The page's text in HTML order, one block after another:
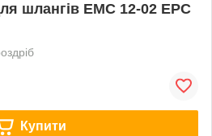
шлангів EMC 12-02 EPC
Купити